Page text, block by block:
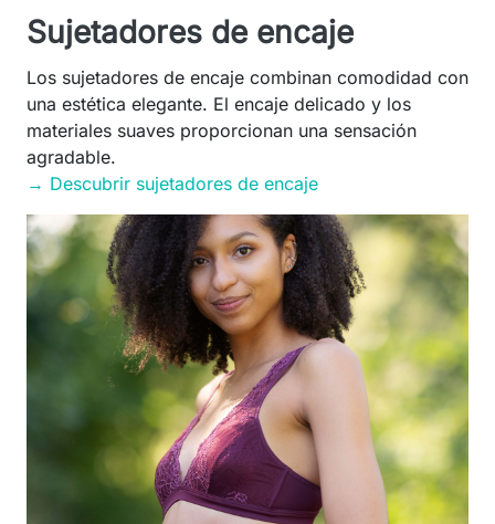
Sujetadores de encaje
Los sujetadores de encaje combinan comodidad con
una estética elegante. El encaje delicado y los
materiales suaves proporcionan una sensación
agradable.
→ Descubrir sujetadores de encaje